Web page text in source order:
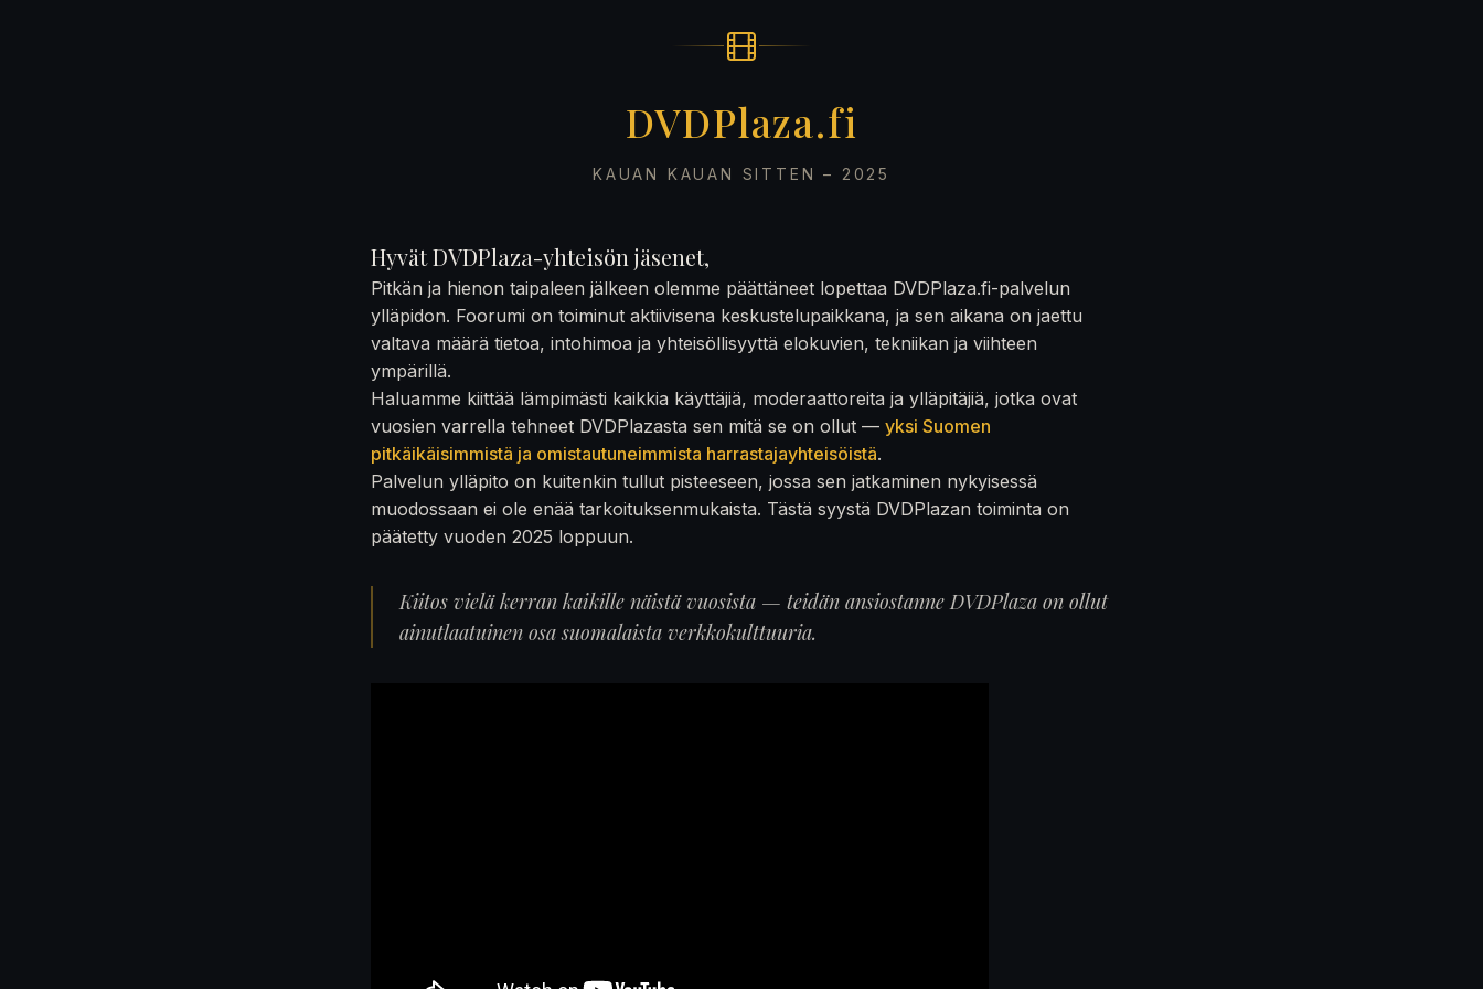
DVDPlaza.fi
KAUAN KAUAN SITTEN – 2025
Hyvät DVDPlaza-yhteisön jäsenet,
Pitkän ja hienon taipaleen jälkeen olemme päättäneet lopettaa DVDPlaza.fi-palvelun
ylläpidon. Foorumi on toiminut aktiivisena keskustelupaikkana, ja sen aikana on jaettu
valtava määrä tietoa, intohimoa ja yhteisöllisyyttä elokuvien, tekniikan ja viihteen
ympärillä.
Haluamme kiittää lämpimästi kaikkia käyttäjiä, moderaattoreita ja ylläpitäjiä, jotka ovat
vuosien varrella tehneet DVDPlazasta sen mitä se on ollut — yksi Suomen
pitkäikäisimmistä ja omistautuneimmista harrastajayhteisöistä.
Palvelun ylläpito on kuitenkin tullut pisteeseen, jossa sen jatkaminen nykyisessä
muodossaan ei ole enää tarkoituksenmukaista. Tästä syystä DVDPlazan toiminta on
päätetty vuoden 2025 loppuun.
Kiitos vielä kerran kaikille näistä vuosista — teidän ansiostanne DVDPlaza on ollut
ainutlaatuinen osa suomalaista verkkokulttuuria.